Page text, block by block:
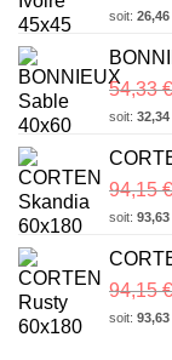
soit: 26,46
54,33€
soit: 32,34
94,15€
soit: 93,63
94,15€
soit: 93,63